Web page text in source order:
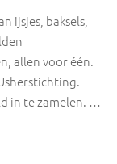
ijsjes, baksels,
allen voor één.
in te zamelen. …